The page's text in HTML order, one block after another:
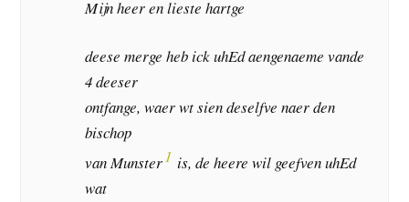
Mijn heer en lieste hartge
deese merge heb ick uhEd aengenaeme vande
4 deeser
ontfange, waer wt sien deselfve naer den
bischop
van Munster1 is, de heere wil geefven uhEd
wat